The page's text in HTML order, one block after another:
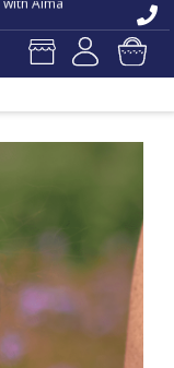
with Alma